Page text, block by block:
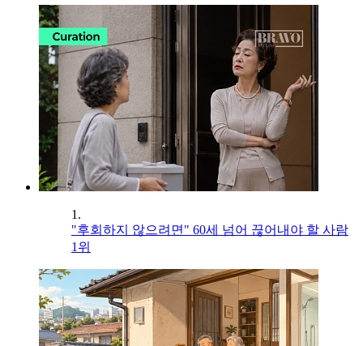
1.
"후회하지 않으려면" 60세 넘어 끊어내야 할 사람
1위